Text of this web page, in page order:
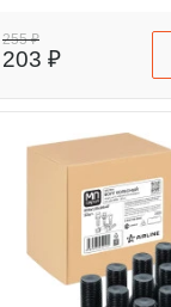
255 ₽
203 ₽